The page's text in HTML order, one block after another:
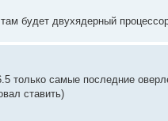
будет двухядерный
только самые последние
ставить)